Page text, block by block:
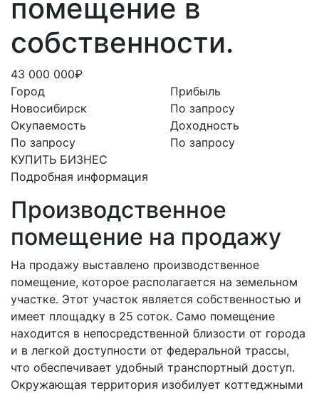
помещение в
собственности.
43 000 000₽
Город
Новосибирск
Окупаемость
По запросу
КУПИТЬ БИЗНЕС
Прибыль
По запросу
Доходность
По запросу
Подробная информация
Производственное
помещение на продажу
На продажу выставлено производственное
помещение, которое располагается на земельном
участке. Этот участок является собственностью и
имеет площадку в 25 соток. Само помещение
находится в непосредственной близости от города
и в легкой доступности от федеральной трассы,
что обеспечивает удобный транспортный доступ.
Окружающая территория изобилует коттеджными